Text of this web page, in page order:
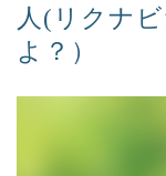
人(リクナ
よ？）